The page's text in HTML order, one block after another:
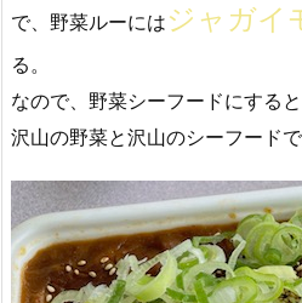
で、野菜ルーには ジャガイ
る。
なので、野菜シーフードにすると
沢山の野菜と沢山のシーフードで